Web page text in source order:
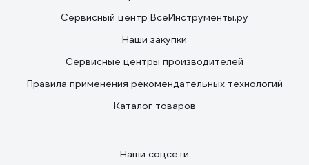
Сервисный центр ВсеИнструменты.ру
Наши закупки
Сервисные центры производителей
Правила применения рекомендательных технологий
Каталог товаров
Наши соцсети